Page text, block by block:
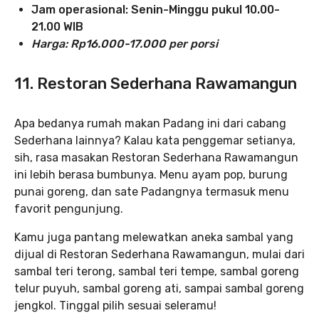
Jam operasional: Senin-Minggu pukul 10.00-
21.00 WIB
Harga: Rp16.000-17.000 per porsi
11. Restoran Sederhana Rawamangun
Apa bedanya rumah makan Padang ini dari cabang
Sederhana lainnya? Kalau kata penggemar setianya,
sih, rasa masakan Restoran Sederhana Rawamangun
ini lebih berasa bumbunya. Menu ayam pop, burung
punai goreng, dan sate Padangnya termasuk menu
favorit pengunjung.
Kamu juga pantang melewatkan aneka sambal yang
dijual di Restoran Sederhana Rawamangun, mulai dari
sambal teri terong, sambal teri tempe, sambal goreng
telur puyuh, sambal goreng ati, sampai sambal goreng
jengkol. Tinggal pilih sesuai seleramu!